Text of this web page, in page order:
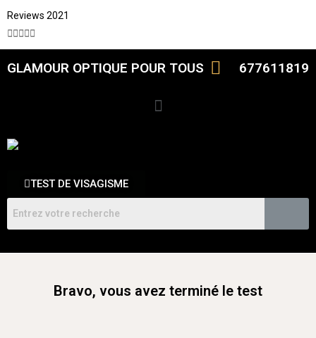
Reviews 2021

GLAMOUR OPTIQUE POUR TOUS 677611819
TEST DE VISAGISME
Bravo, vous avez terminé le test